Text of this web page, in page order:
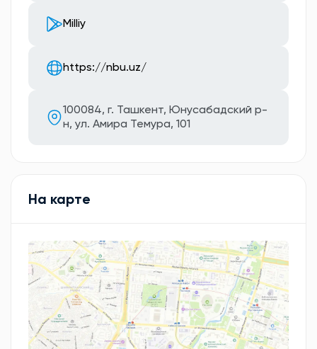
Milliy
https://nbu.uz/
100084, г. Ташкент, Юнусабадский р-
н, ул. Амира Темура, 101
На карте